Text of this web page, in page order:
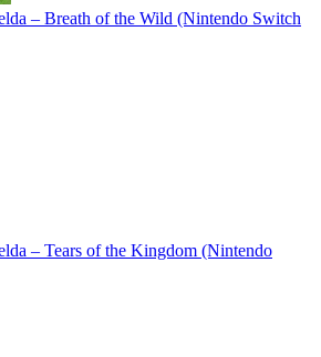
– Breath of the Wild (Nintendo Switch
– Tears of the Kingdom (Nintendo